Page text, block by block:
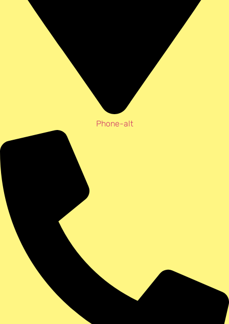
Phone-alt